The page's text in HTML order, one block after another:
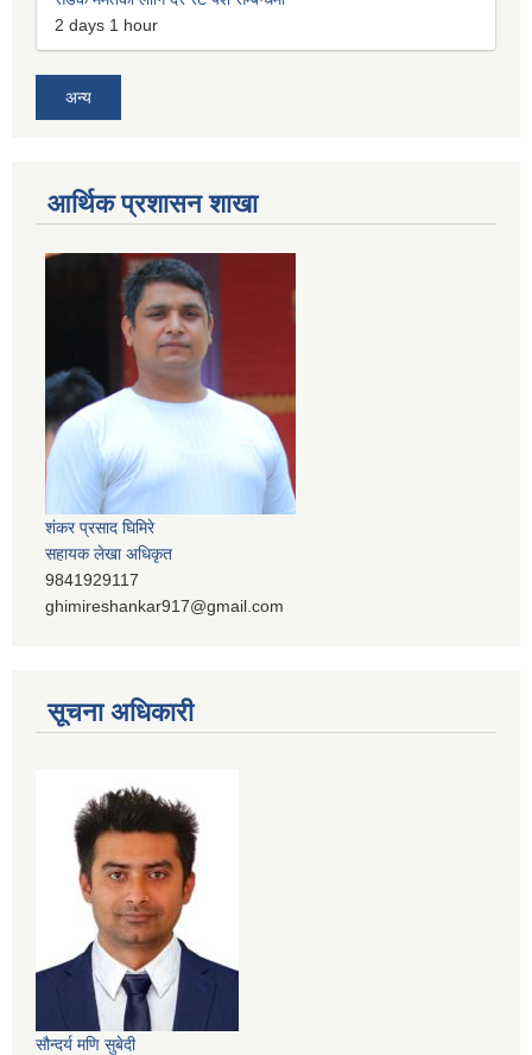
2 days 1 hour
अन्य
आर्थिक प्रशासन शाखा
शंकर प्रसाद घिमिरे
सहायक लेखा अधिकृत
9841929117
ghimireshankar917@gmail.com
सूचना अधिकारी
सौन्दर्य मणि सुबेदी